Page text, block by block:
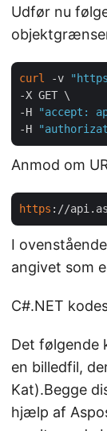
Udfør nu
curl -v
-X GET \
-H
"accept:
-H
Anmod om
https ://
I
angivet som
C#.NET
Det følgende
en billedfil,
Kat).Begge
hjælp af